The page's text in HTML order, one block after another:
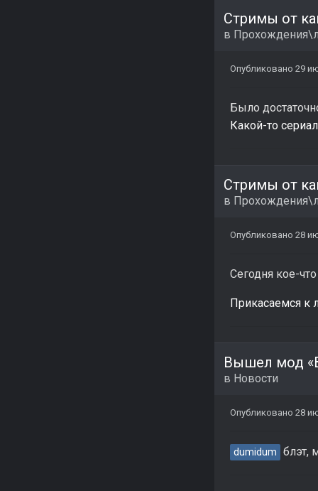
Стримы от
в
Опубликовано 29
Было
Какой-то
Стримы от
в
Опубликовано 28
Сегодня кое-
Прикасаемся к
Вышел мод
в Новости
Опубликовано 28
dumidum блэт,